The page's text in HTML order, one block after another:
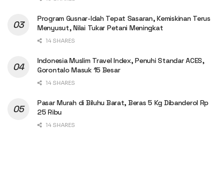
Program Gusnar-Idah Tepat Sasaran, Kemiskinan Terus
Menyusut, Nilai Tukar Petani Meningkat
14 SHARES
Indonesia Muslim Travel Index, Penuhi Standar ACES,
Gorontalo Masuk 15 Besar
14 SHARES
Pasar Murah di Biluhu Barat, Beras 5 Kg Dibanderol Rp
25 Ribu
14 SHARES